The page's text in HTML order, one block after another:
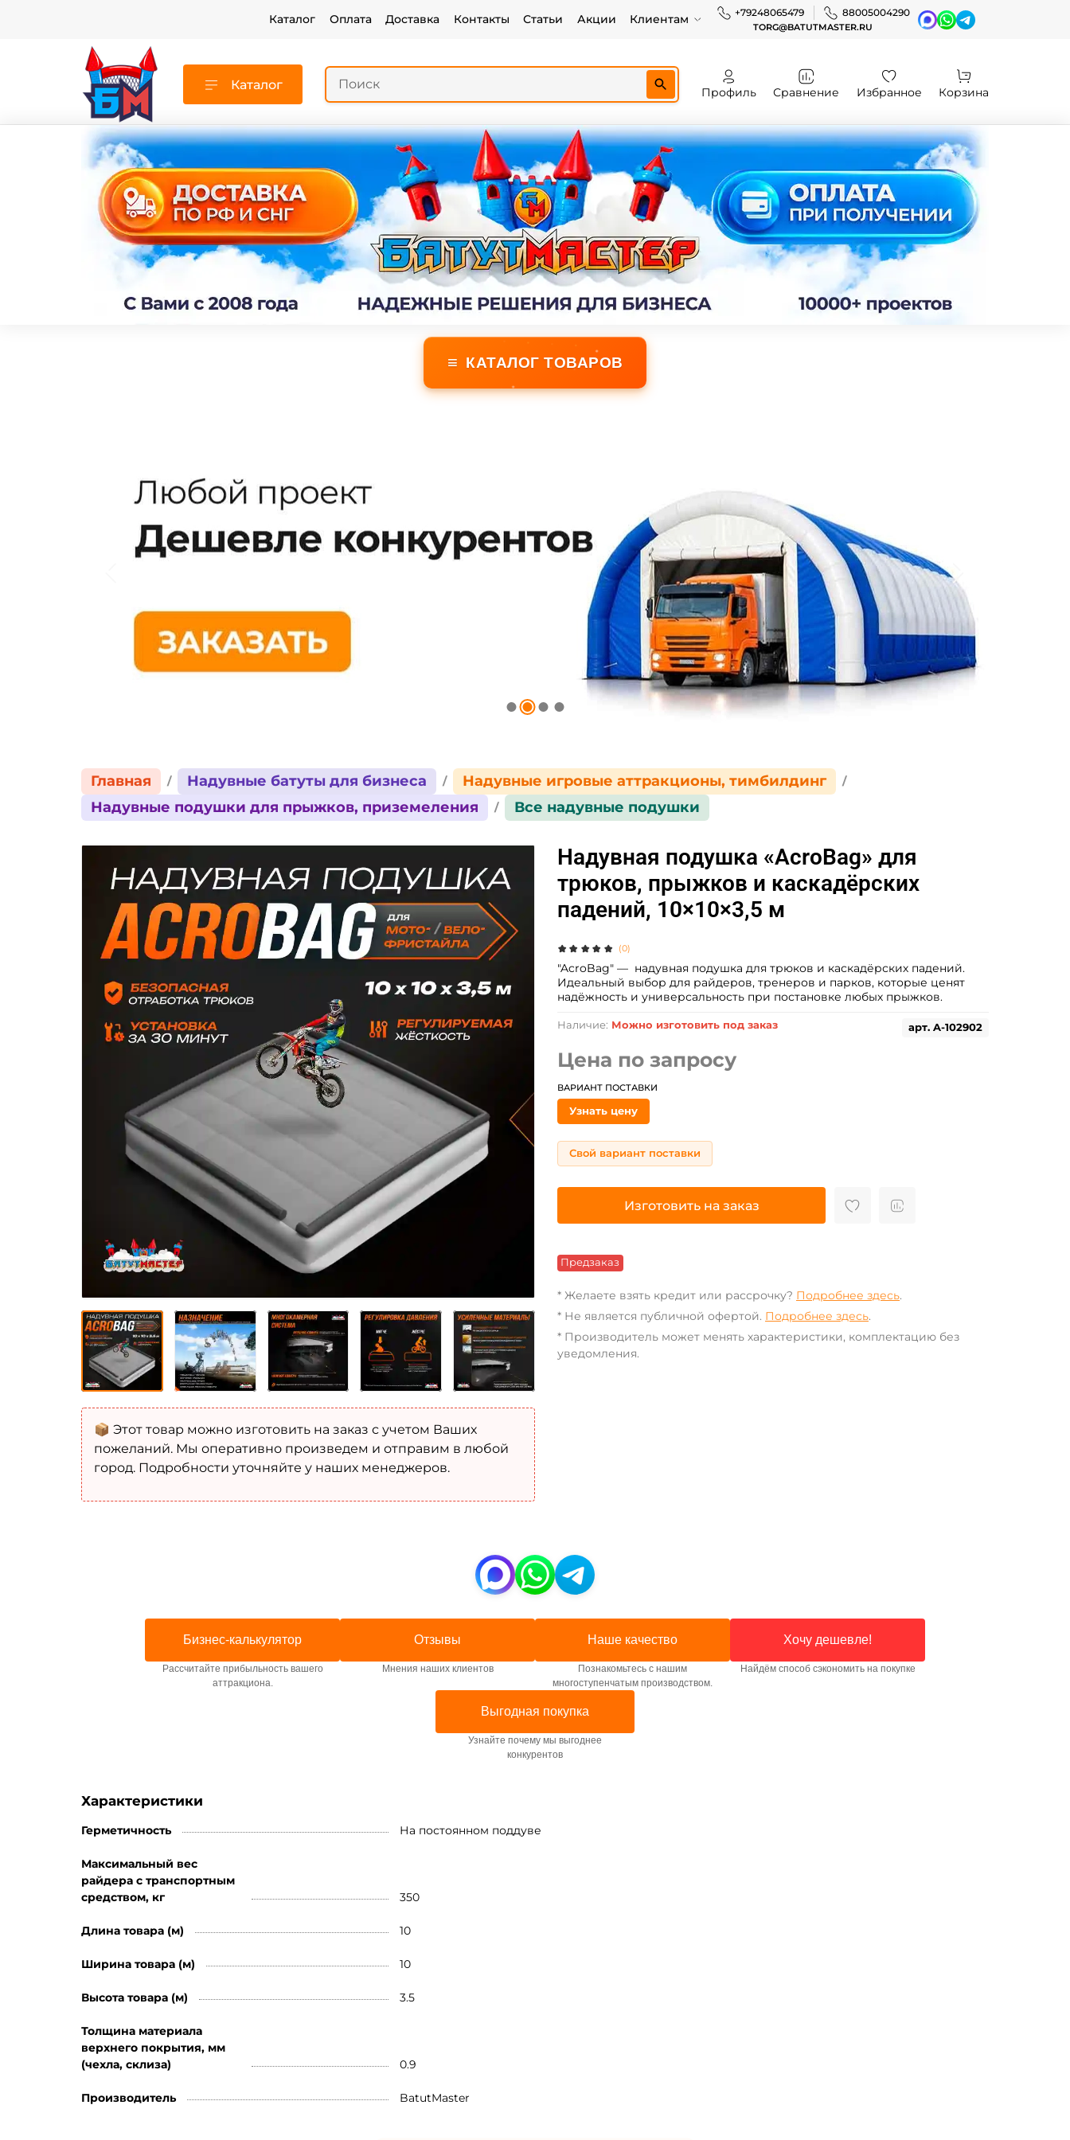
Каталог Оплата Доставка Контакты Статьи Акции Клиентам +79248065479 88005004290
TORG@BATUTMASTER.RU
Каталог
Профиль Сравнение Избранное Корзина
≡ КАТАЛОГ ТОВАРОВ
Главная Надувные батуты для бизнеса
Надувные игровые аттракционы, тимбилдинг
Надувные подушки для прыжков, приземеления
Все надувные подушки
(0)
арт. A-102902
Наличие: Можно изготовить под заказ
Предзаказ
Надувная подушка «AcroBag» для
трюков, прыжков и каскадёрских
падений, 10×10×3,5 м
Цена по запросу
Изготовить на заказ
ВАРИАНТ ПОСТАВКИ
Узнать цену
Свой вариант поставки
"AcroBag" — надувная подушка для трюков и каскадёрских падений.
Идеальный выбор для райдеров, тренеров и парков, которые ценят
надёжность и универсальность при постановке любых прыжков.
* Желаете взять кредит или рассрочку? Подробнее здесь.
* Не является публичной офертой. Подробнее здесь.
* Производитель может менять характеристики, комплектацию без
уведомления.
📦 Этот товар можно изготовить на заказ с учетом Ваших
пожеланий. Мы оперативно произведем и отправим в любой
город. Подробности уточняйте у наших менеджеров.
Бизнес-калькулятор
Рассчитайте прибыльность вашего
аттракциона.
Отзывы
Мнения наших клиентов
Наше качество
Познакомьтесь с нашим
многоступенчатым производством.
Хочу дешевле!
Найдём способ сэкономить на покупке
Выгодная покупка
Узнайте почему мы выгоднее
конкурентов
Характеристики
Герметичность На постоянном поддуве
Максимальный вес
райдера с транспортным
средством, кг
350
Длина товара (м) 10
Ширина товара (м) 10
Высота товара (м) 3.5
Толщина материала
верхнего покрытия, мм
(чехла, склиза)
0.9
Производитель BatutMaster